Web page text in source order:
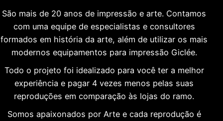
São mais de 20 anos de impressão e arte. Contamos
com uma equipe de especialistas e consultores
formados em história da arte, além de utilizar os mais
modernos equipamentos para impressão Giclée.
Todo o projeto foi idealizado para você ter a melhor
experiência e pagar 4 vezes menos pelas suas
reproduções em comparação às lojas do ramo.
Somos apaixonados por Arte e cada reprodução é